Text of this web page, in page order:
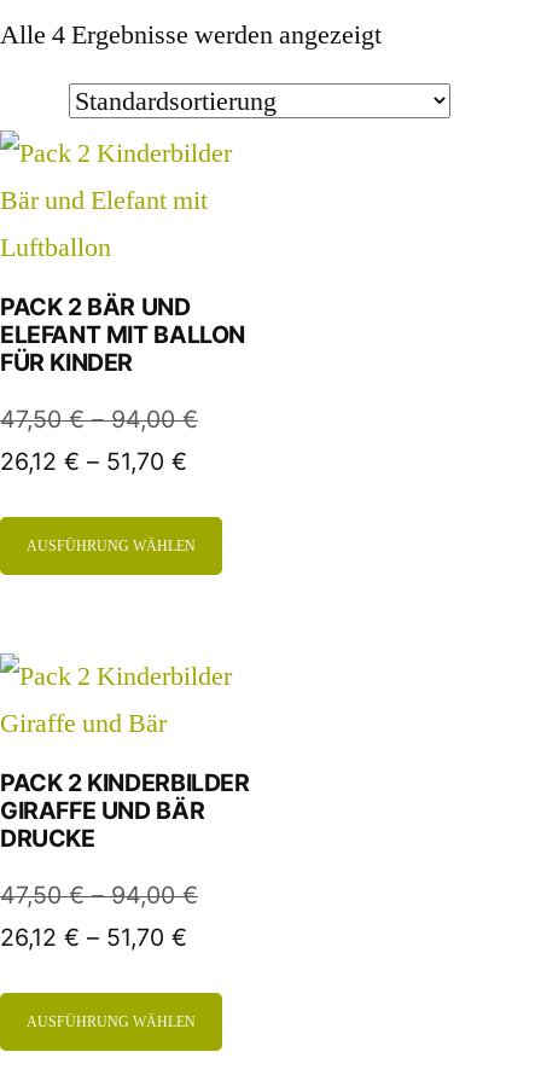
Alle 4 Ergebnisse werden angezeigt
PACK 2 BÄR UND
ELEFANT MIT BALLON
FÜR KINDER
47,50€ –94,00€
26,12 € – 51,70 €
AUSFÜHRUNG WÄHLEN
PACK 2 KINDERBILDER
GIRAFFE UND BÄR
DRUCKE
47,50€ –94,00€
26,12 € – 51,70 €
AUSFÜHRUNG WÄHLEN